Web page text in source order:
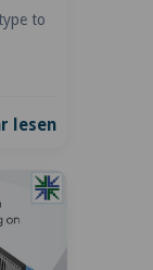
to
lesen